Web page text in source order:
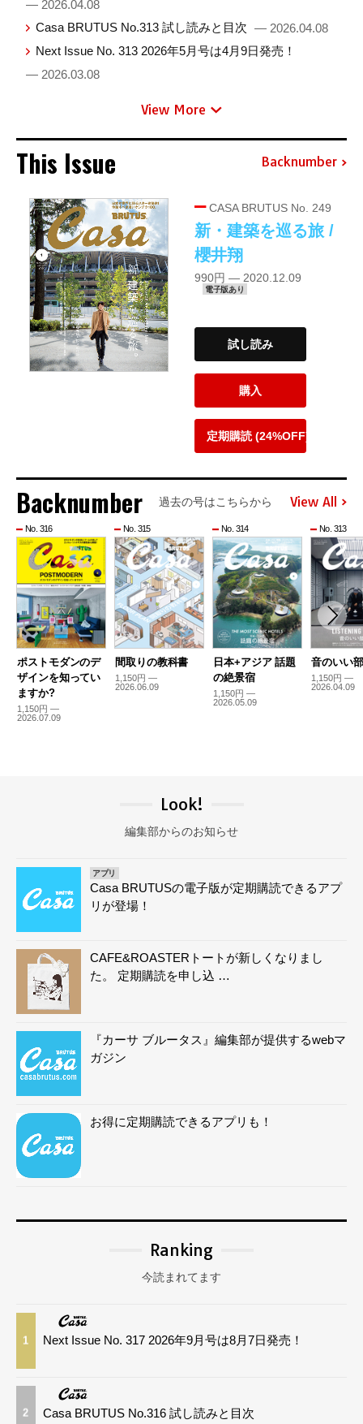
— 2026.04.08
Casa BRUTUS No.313 試し読みと目次 — 2026.04.08
Next Issue No. 313 2026年5月号は4月9日発売！
— 2026.03.08
View More
This Issue Backnumber
CASA BRUTUS No. 249
新・建築を巡る旅 /
櫻井翔
990円 — 2020.12.09
電子版あり
試し読み
購入
定期購読 (24%OFF)
Backnumber 過去の号はこちらから View All
No. 316
ポストモダンのデ
ザインを知ってい
ますか?
1,150円 —
2026.07.09
No. 315
間取りの教科書
1,150円 —
2026.06.09
No. 314
日本+アジア 話題
の絶景宿
1,150円 —
2026.05.09
No. 313
音のいい
1,150円 —
2026.04.09
Look!
編集部からのお知らせ
アプリ
Casa BRUTUSの電子版が定期購読できるアプ
リが登場！
CAFE&ROASTERトートが新しくなりまし
た。 定期購読を申し込 …
『カーサ ブルータス』編集部が提供するwebマ
ガジン
お得に定期購読できるアプリも！
Ranking
今読まれてます
1 Next Issue No. 317 2026年9月号は8月7日発売！
2 Casa BRUTUS No.316 試し読みと目次